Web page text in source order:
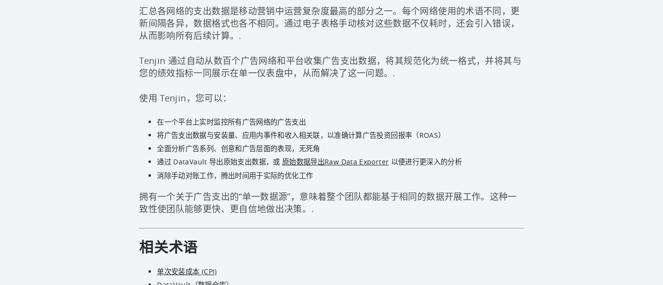
汇总各网络的支出数据是移动营销中运营复杂度最高的部分之一。每个网络使用的术语不同，更
新间隔各异，数据格式也各不相同。通过电子表格手动核对这些数据不仅耗时，还会引入错误，
从而影响所有后续计算。.
Tenjin 通过自动从数百个广告网络和平台收集广告支出数据，将其规范化为统一格式，并将其与
您的绩效指标一同展示在单一仪表盘中，从而解决了这一问题。.
使用 Tenjin，您可以：
在一个平台上实时监控所有广告网络的广告支出
将广告支出数据与安装量、应用内事件和收入相关联，以准确计算广告投资回报率（ROAS）
全面分析广告系列、创意和广告层面的表现，无死角
通过 DataVault 导出原始支出数据，或 原始数据导出Raw Data Exporter 以便进行更深入的分析
消除手动对账工作，腾出时间用于实际的优化工作
拥有一个关于广告支出的“单一数据源”，意味着整个团队都能基于相同的数据开展工作。这种一
致性使团队能够更快、更自信地做出决策。.
相关术语
单次安装成本 (CPI)